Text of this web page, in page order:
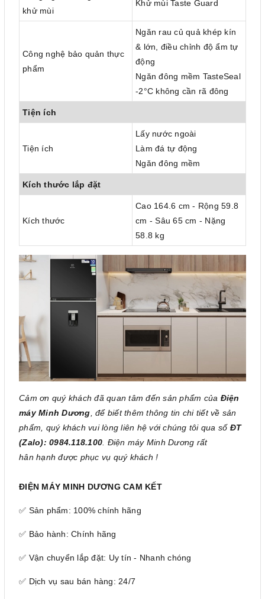
khử mùi
Khử mùi Taste Guard
Công nghệ bảo quản thực
phẩm
Ngăn rau củ quả khép kín
& lớn, điều chỉnh độ ẩm tự
động
Ngăn đông mềm TasteSeal
-2°C không cần rã đông
Tiện ích
Tiện ích
Lấy nước ngoài
Làm đá tự động
Ngăn đông mềm
Kích thước lắp đặt
Kích thước
Cao 164.6 cm - Rộng 59.8
cm - Sâu 65 cm - Nặng
58.8 kg
Cảm ơn quý khách đã quan tâm đến sản phẩm của Điện
máy Minh Dương, để biết thêm thông tin chi tiết về sản
phẩm, quý khách vui lòng liên hệ với chúng tôi qua số ĐT
(Zalo): 0984.118.100. Điện máy Minh Dương rất
hân hạnh được phục vụ quý khách !
ĐIỆN MÁY MINH DƯƠNG CAM KẾT
✅ Sản phẩm: 100% chính hãng
✅ Bảo hành: Chính hãng
✅ Vận chuyển lắp đặt: Uy tín - Nhanh chóng
✅ Dịch vụ sau bán hàng: 24/7